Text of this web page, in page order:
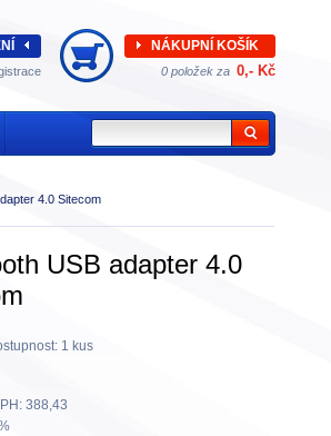
4.0 Sitecom
USB adapter 4.0
1 kus
388,43
NÁKUPNÍ KOŠÍK
0 položek za 0,- Kč